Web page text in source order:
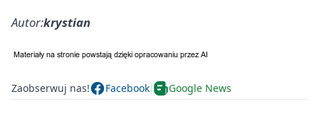
Autor:krystian
Zaobserwuj nas! Facebook Google News